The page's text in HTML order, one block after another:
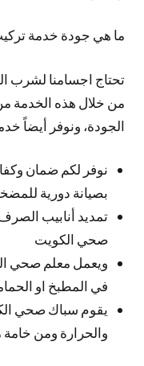
ما هي جودة خدمة
تحتاج اجسامنا لشرب
من خلال هذه الخدمة
الجودة، ونوفر أيضاً
نوفر لكم ضمان
بصيانة دورية
تمديد أنابيب
صحي الكويت
ويعمل معلم صحي
في المطبخ او
يقوم سباك صحي
والحرارة ومن